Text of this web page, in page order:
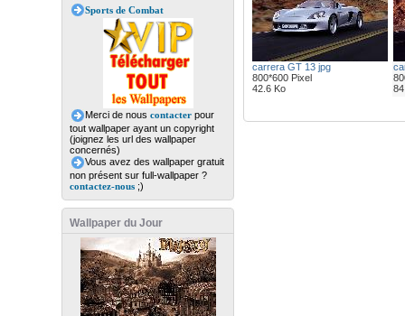
Sports de Combat
Merci de nous contacterpour
tout wallpaper ayant un copyright
(joignez les url des wallpaper
concernés)
Vous avez des wallpaper gratuit
non présent sur full-wallpaper ?
contactez-nous;)
Wallpaper du Jour
carrera GT 13 jpg
800*600 Pixel
42.6 Ko